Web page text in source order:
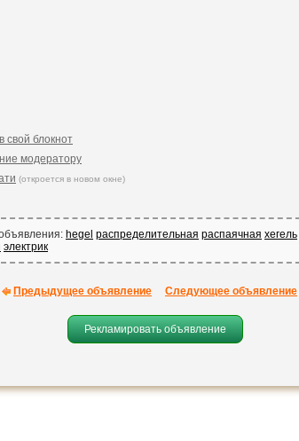
свой блокнот
модератору
(откроется в новом окне)
hegel распределительная распаячная хегель
электрик
Предыдущее объявление Следующее объявление
Рекламировать объявление